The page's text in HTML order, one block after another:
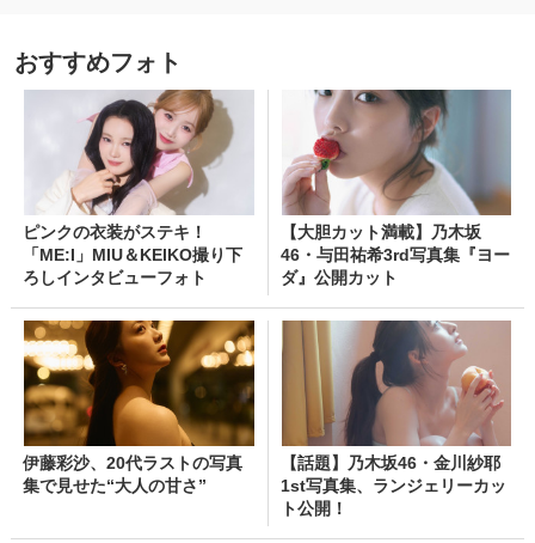
おすすめフォト
ピンクの衣装がステキ！
「ME:I」MIU＆KEIKO撮り下
ろしインタビューフォト
【大胆カット満載】乃木坂
46・与田祐希3rd写真集『ヨー
ダ』公開カット
伊藤彩沙、20代ラストの写真
集で見せた“大人の甘さ”
【話題】乃木坂46・金川紗耶
1st写真集、ランジェリーカッ
ト公開！